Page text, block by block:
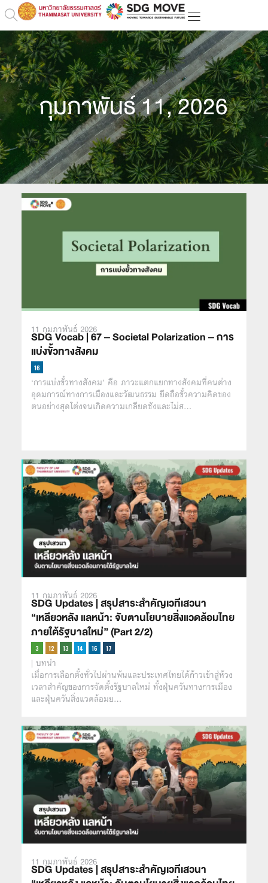
กุมภาพันธ์ 11, 2026
11 กุมภาพันธ์ 2026
SDG Vocab | 67 – Societal Polarization – การ
แบ่งขั้วทางสังคม
‘การแบ่งขั้วทางสังคม’ คือ ภาวะแตกแยกทางสังคมที่คนต่าง
อุดมการณ์ทางการเมืองและวัฒนธรรม ยึดถือขั้วความคิดของ
ตนอย่างสุดโต่งจนเกิดความเกลียดชังและไม่ส…
11 กุมภาพันธ์ 2026
SDG Updates | สรุปสาระสำคัญเวทีเสวนา
“เหลียวหลัง แลหน้า: จับตานโยบายสิ่งแวดล้อมไทย
ภายใต้รัฐบาลใหม่” (Part 2/2)
| บทนำ
เมื่อการเลือกตั้งทั่วไปผ่านพ้นและประเทศไทยได้ก้าวเข้าสู่ห้วง
เวลาสำคัญของการจัดตั้งรัฐบาลใหม่ ทั้งฝุ่นควันทางการเมือง
และฝุ่นควันสิ่งแวดล้อมย…
11 กุมภาพันธ์ 2026
SDG Updates | สรุปสาระสำคัญเวทีเสวนา